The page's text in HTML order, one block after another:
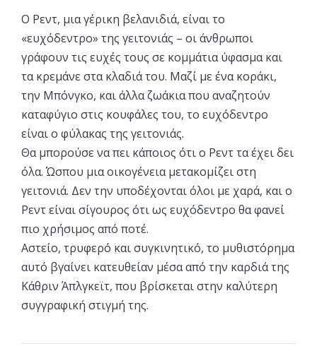
Ο Ρεντ, μια γέρικη βελανιδιά, είναι το
«ευχόδεντρο» της γειτονιάς – οι άνθρωποι
γράφουν τις ευχές τους σε κομμάτια ύφασμα και
τα κρεμάνε στα κλαδιά του. Μαζί με ένα κοράκι,
την Μπόνγκο, και άλλα ζωάκια που αναζητούν
καταφύγιο στις κουφάλες του, το ευχόδεντρο
είναι ο φύλακας της γειτονιάς.
Θα μπορούσε να πει κάποιος ότι ο Ρεντ τα έχει δει
όλα. Ώσπου μια οικογένεια μετακομίζει στη
γειτονιά. Δεν την υποδέχονται όλοι με χαρά, και ο
Ρεντ είναι σίγουρος ότι ως ευχόδεντρο θα φανεί
πιο χρήσιμος από ποτέ.
Αστείο, τρυφερό και συγκινητικό, το μυθιστόρημα
αυτό βγαίνει κατευθείαν μέσα από την καρδιά της
Κάθριν Άπλγκεϊτ, που βρίσκεται στην καλύτερη
συγγραφική στιγμή της.